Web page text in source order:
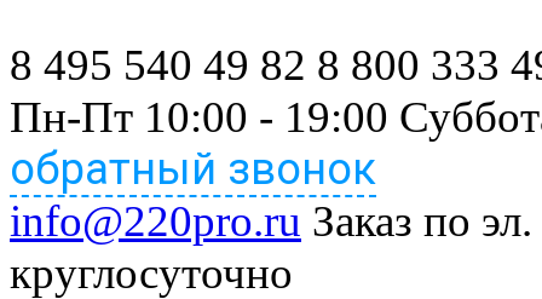
8 495 540 49 82 8 800 333
Пн-Пт 10:00 - 19:00
обратный звонок
info@220pro.ru Заказ по
круглосуточно